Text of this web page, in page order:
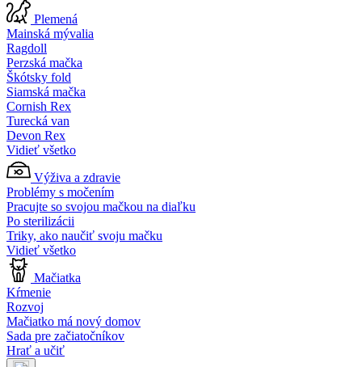
Plemená
Mainská mývalia
Ragdoll
Perzská mačka
Škótsky fold
Siamská mačka
Cornish Rex
Turecká van
Devon Rex
Vidieť všetko
Výživa a zdravie
Problémy s močením
Pracujte so svojou mačkou na diaľku
Po sterilizácii
Triky, ako naučiť svoju mačku
Vidieť všetko
Mačiatka
Kŕmenie
Rozvoj
Mačiatko má nový domov
Sada pre začiatočníkov
Hrať a učiť